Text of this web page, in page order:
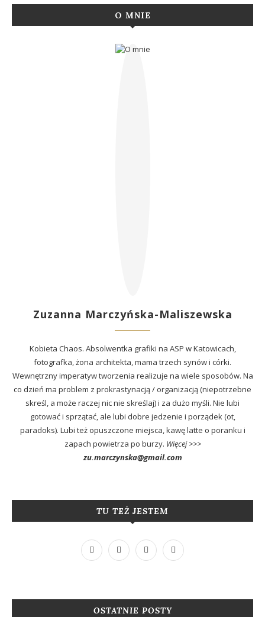
O MNIE
Zuzanna Marczyńska-Maliszewska
Kobieta Chaos. Absolwentka grafiki na ASP w Katowicach,
fotografka, żona architekta, mama trzech synów i córki.
Wewnętrzny imperatyw tworzenia realizuje na wiele sposobów. Na
co dzień ma problem z prokrastynacją / organizacją (niepotrzebne
skreśl, a może raczej nic nie skreślaj) i za dużo myśli. Nie lubi
gotować i sprzątać, ale lubi dobre jedzenie i porządek (ot,
paradoks). Lubi też opuszczone miejsca, kawę latte o poranku i
zapach powietrza po burzy. Więcej >>>
zu.marczynska@gmail.com
TU TEŻ JESTEM
OSTATNIE POSTY